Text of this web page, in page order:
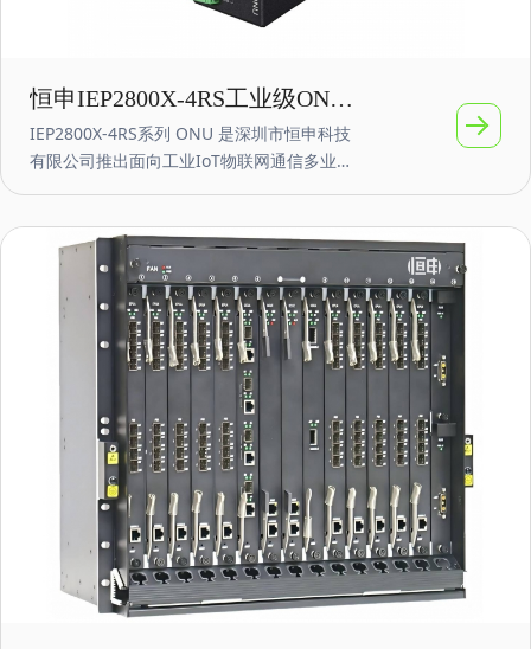
恒申IEP2800X-4RS工业级ONU
光网络单元 4路RS232/485 支持
IEP2800X-4RS系列 ONU 是深圳市恒申科技
有限公司推出面向工业IoT物联网通信多业务
供GPON/EPON、GE、RS232/RS485等业务
接口。IEP2800X-4RS支持 2 个 GPON/EPON
接口，4/8个10/100/1000Mbps RJ45 接口
（可选PoE功能），以及4路RS232/RS485串
口。产品采用模块化设计，支持多种定制需
求，确保安全可靠，体积小巧，功耗低。产
品电源支持AC100-240V~或者DC12-60V等宽
压范围，全面覆盖配电环境对设备电源的要